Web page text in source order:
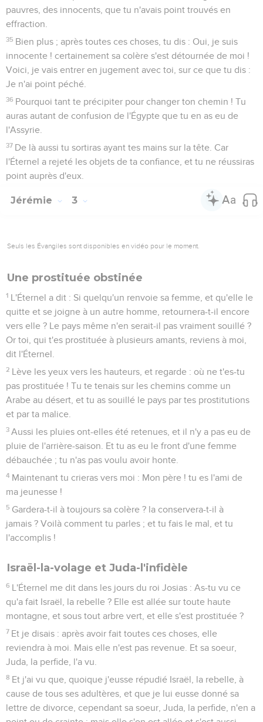
pauvres, des innocents, que tu n'avais point trouvés en
effraction.
35 Bien plus ; après toutes ces choses, tu dis : Oui, je suis
innocente ! certainement sa colère s'est détournée de moi !
Voici, je vais entrer en jugement avec toi, sur ce que tu dis :
Je n'ai point péché.
36 Pourquoi tant te précipiter pour changer ton chemin ! Tu
auras autant de confusion de l'Égypte que tu en as eu de
l'Assyrie.
37 De là aussi tu sortiras ayant tes mains sur la tête. Car
l'Éternel a rejeté les objets de ta confiance, et tu ne réussiras
point auprès d'eux.
Jérémie 3
Seuls les Évangiles sont disponibles en vidéo pour le moment.
Une prostituée obstinée
1 L'Éternel a dit : Si quelqu'un renvoie sa femme, et qu'elle le
quitte et se joigne à un autre homme, retournera-t-il encore
vers elle ? Le pays même n'en serait-il pas vraiment souillé ?
Or toi, qui t'es prostituée à plusieurs amants, reviens à moi,
dit l'Éternel.
2 Lève les yeux vers les hauteurs, et regarde : où ne t'es-tu
pas prostituée ! Tu te tenais sur les chemins comme un
Arabe au désert, et tu as souillé le pays par tes prostitutions
et par ta malice.
3 Aussi les pluies ont-elles été retenues, et il n'y a pas eu de
pluie de l'arrière-saison. Et tu as eu le front d'une femme
débauchée ; tu n'as pas voulu avoir honte.
4 Maintenant tu crieras vers moi : Mon père ! tu es l'ami de
ma jeunesse !
5 Gardera-t-il à toujours sa colère ? la conservera-t-il à
jamais ? Voilà comment tu parles ; et tu fais le mal, et tu
l'accomplis !
Israël-la-volage et Juda-l'infidèle
6 L'Éternel me dit dans les jours du roi Josias : As-tu vu ce
qu'a fait Israël, la rebelle ? Elle est allée sur toute haute
montagne, et sous tout arbre vert, et elle s'est prostituée ?
7 Et je disais : après avoir fait toutes ces choses, elle
reviendra à moi. Mais elle n'est pas revenue. Et sa soeur,
Juda, la perfide, l'a vu.
8 Et j'ai vu que, quoique j'eusse répudié Israël, la rebelle, à
cause de tous ses adultères, et que je lui eusse donné sa
lettre de divorce, cependant sa soeur, Juda, la perfide, n'en a